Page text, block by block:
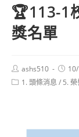
🏆113-1
獎名單
Post
author:
ashs510
Post
Post1. 頭條消息 / 5.